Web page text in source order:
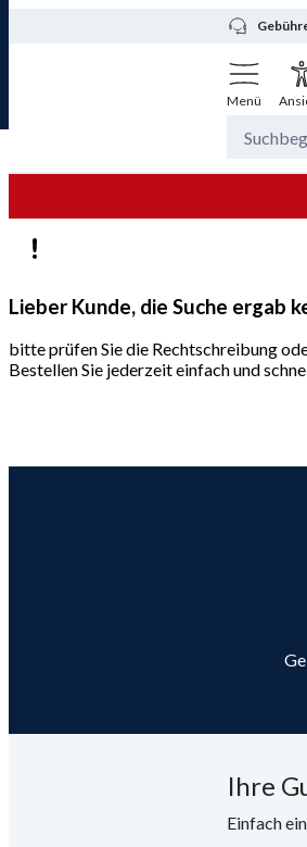
Menü
Lieber Kunde, die Suche ergab
bitte prüfen Sie die Rechtschreibung
Bestellen Sie jederzeit einfach und
Ihre
Einfach